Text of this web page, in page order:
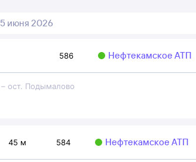
5 июня 2026
586 Нефтекамское АТП
– ост. Подымалово
45 м 584 Нефтекамское АТП